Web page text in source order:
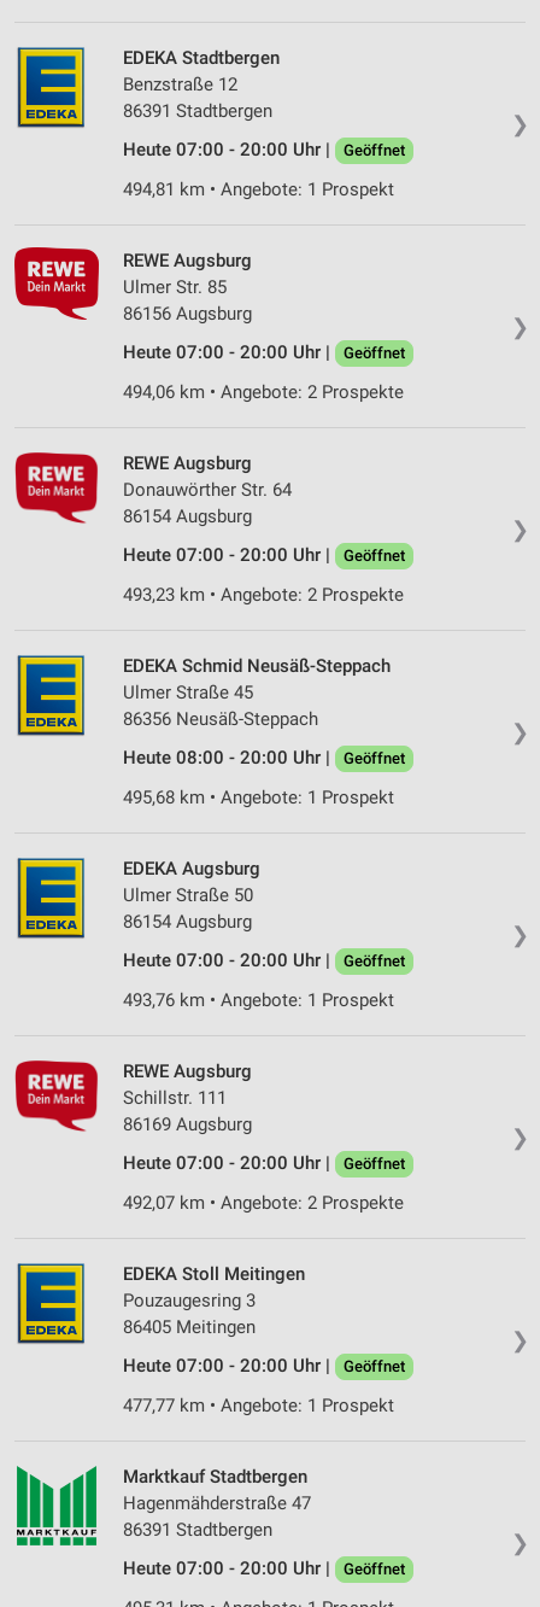
❯
EDEKA Stadtbergen
Benzstraße 12
86391 Stadtbergen
Heute 07:00 - 20:00 Uhr |
Geöffnet
494,81 km • Angebote: 1 Prospekt
❯
REWE Augsburg
Ulmer Str. 85
86156 Augsburg
Heute 07:00 - 20:00 Uhr |
Geöffnet
494,06 km • Angebote: 2 Prospekte
❯
REWE Augsburg
Donauwörther Str. 64
86154 Augsburg
Heute 07:00 - 20:00 Uhr |
Geöffnet
493,23 km • Angebote: 2 Prospekte
❯
EDEKA Schmid Neusäß-Steppach
Ulmer Straße 45
86356 Neusäß-Steppach
Heute 08:00 - 20:00 Uhr |
Geöffnet
495,68 km • Angebote: 1 Prospekt
❯
EDEKA Augsburg
Ulmer Straße 50
86154 Augsburg
Heute 07:00 - 20:00 Uhr |
Geöffnet
493,76 km • Angebote: 1 Prospekt
❯
REWE Augsburg
Schillstr. 111
86169 Augsburg
Heute 07:00 - 20:00 Uhr |
Geöffnet
492,07 km • Angebote: 2 Prospekte
❯
EDEKA Stoll Meitingen
Pouzaugesring 3
86405 Meitingen
Heute 07:00 - 20:00 Uhr |
Geöffnet
477,77 km • Angebote: 1 Prospekt
❯
Marktkauf Stadtbergen
Hagenmähderstraße 47
86391 Stadtbergen
Heute 07:00 - 20:00 Uhr |
Geöffnet